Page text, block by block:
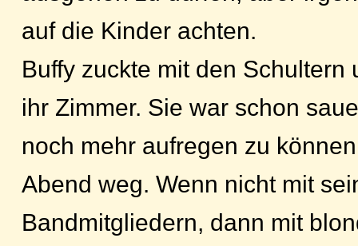
auf die Kinder achten.
Buffy zuckte mit den Schultern
ihr Zimmer. Sie war schon
noch mehr aufregen zu
Abend weg. Wenn nicht mit
Bandmitgliedern, dann mit